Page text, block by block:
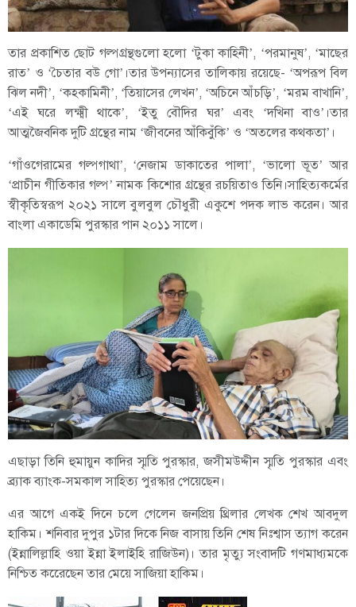
তার প্রকাশিত ছোট গল্পগ্রন্থগুলো হলো ‘টুকা কাহিনী’, ‘পরমানুষ’, ‘মাছের
রাত’ ও ‘চৈতার বউ গো’।তার উপন্যাসের তালিকায় রয়েছে- ‘অপরূপ বিল
ঝিল নদী’, ‘কহকামিনী’, ‘তিয়াসের লেখন’, ‘অচিনে আঁচড়ি’, ‘মরম বাখানি’,
‘এই ঘরে লক্ষ্মী থাকে’, ‘ইতু বৌদির ঘর’ এবং ‘দখিনা বাও’।তার
আত্মজৈবনিক দুটি গ্রন্থের নাম ‘জীবনের আঁকিবুঁকি’ ও ‘অতলের কথকতা’।
‘গাঁওগেরামের গল্পগাথা’, ‘নেজাম ডাকাতের পালা’, ‘ভালো ভূত’ আর
‘প্রাচীন গীতিকার গল্প’ নামক কিশোর গ্রন্থের রচয়িতাও তিনি।সাহিত্যকর্মের
স্বীকৃতিস্বরূপ ২০২১ সালে বুলবুল চৌধুরী একুশে পদক লাভ করেন। আর
বাংলা একাডেমি পুরস্কার পান ২০১১ সালে।
এছাড়া তিনি হুমায়ুন কাদির স্মৃতি পুরস্কার, জসীমউদ্দীন স্মৃতি পুরস্কার এবং
ব্র্যাক ব্যাংক-সমকাল সাহিত্য পুরস্কার পেয়েছেন।
এর আগে একই দিনে চলে গেলেন জনপ্রিয় থ্রিলার লেখক শেখ আবদুল
হাকিম। শনিবার দুপুর ১টার দিকে নিজ বাসায় তিনি শেষ নিঃশ্বাস ত্যাগ করেন
(ইন্নালিল্লাহি ওয়া ইন্না ইলাইহি রাজিউন)। তার মৃত্যু সংবাদটি গণমাধ্যমকে
নিশ্চিত করেেছেন তার মেয়ে সাজিয়া হাকিম।